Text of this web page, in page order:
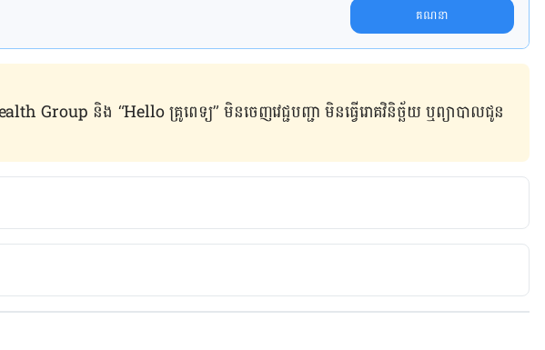
គណនា
Group និង “Hello គ្រូពេទ្យ” មិន​ចេញ​វេជ្ជបញ្ជា មិន​ធ្វើ​រោគវិនិច្ឆ័យ ឬ​ព្យាបាល​ជូន​
journals/lancet/article/PIIS0140-6736(21)02178-4/fulltext
about-cancer/causes-prevention/risk/infectious-agents/hpv-
sheet
បន្ន